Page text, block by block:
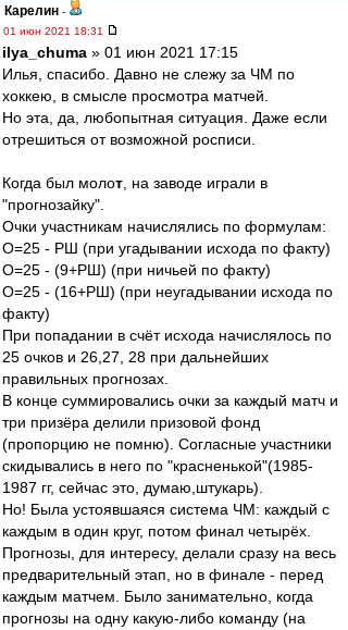
Карелин -
01 июн 2021 18:31
ilya_chuma » 01 июн 2021 17:15
Илья, спасибо. Давно не слежу за ЧМ по
хоккею, в смысле просмотра матчей.
Но эта, да, любопытная ситуация. Даже если
отрешиться от возможной росписи.
Когда был молот , на заводе играли в
"прогнозайку".
Очки участникам начислялись по формулам:
О=25 - РШ (при угадывании исхода по факту)
О=25 - (9+РШ) (при ничьей по факту)
О=25 - (16+РШ) (при неугадывании исхода по
факту)
При попадании в счёт исхода начислялось по
25 очков и 26,27, 28 при дальнейших
правильных прогнозах.
В конце суммировались очки за каждый матч и
три призёра делили призовой фонд
(пропорцию не помню). Согласные участники
скидывались в него по "красненькой"(1985-
1987 гг, сейчас это, думаю,штукарь).
Но! Была устоявшаяся система ЧМ: каждый с
каждым в один круг, потом финал четырёх.
Прогнозы, для интересу, делали сразу на весь
предварительный этап, но в финале - перед
каждым матчем. Было занимательно, когда
прогнозы на одну какую-либо команду (на